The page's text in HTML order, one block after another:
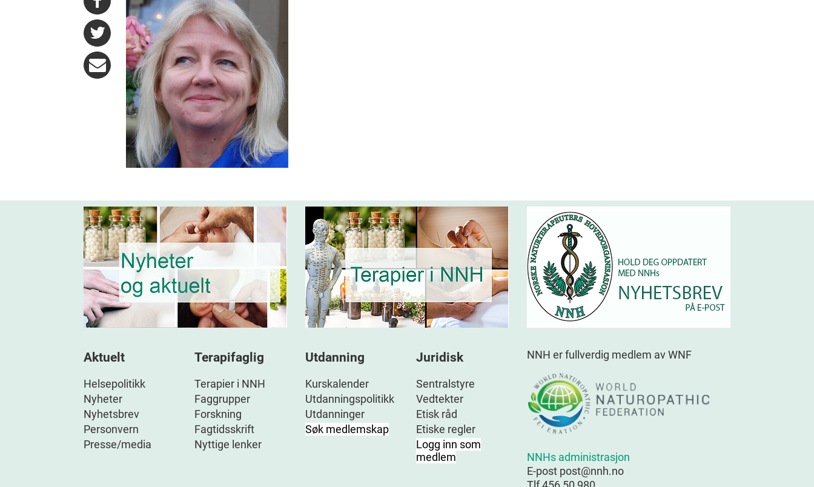
Aktuelt
Helsepolitikk
Nyheter
Nyhetsbrev
Personvern
Presse/media
Terapifaglig
Terapier i NNH
Faggrupper
Forskning
Fagtidsskrift
Nyttige lenker
Utdanning
Kurskalender
Utdanningspolitikk
Utdanninger
Søk medlemskap
Juridisk
Sentralstyre
Vedtekter
Etisk råd
Etiske regler
Logg inn som
medlem
NNH er fullverdig medlem av WNF
NNHs administrasjon
E-post post@nnh.no